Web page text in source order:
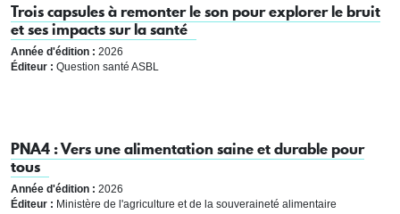
Trois capsules à remonter le son pour explorer le bruit
et ses impacts sur la santé
Année d'édition : 2026
Éditeur : Question santé ASBL
PNA4 : Vers une alimentation saine et durable pour
tous
Année d'édition : 2026
Éditeur : Ministère de l'agriculture et de la souveraineté alimentaire